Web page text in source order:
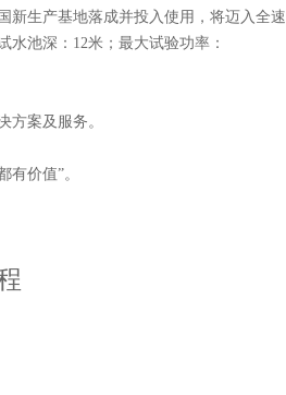
新生产基地落成并投入使用，将迈入全速
池深：12米；最大试验功率：
案及服务。
价值”。